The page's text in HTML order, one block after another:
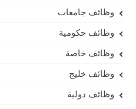
وظائف جامعات
وظائف حكومية
وظائف خاصة
وظائف خليج
وظائف دولية